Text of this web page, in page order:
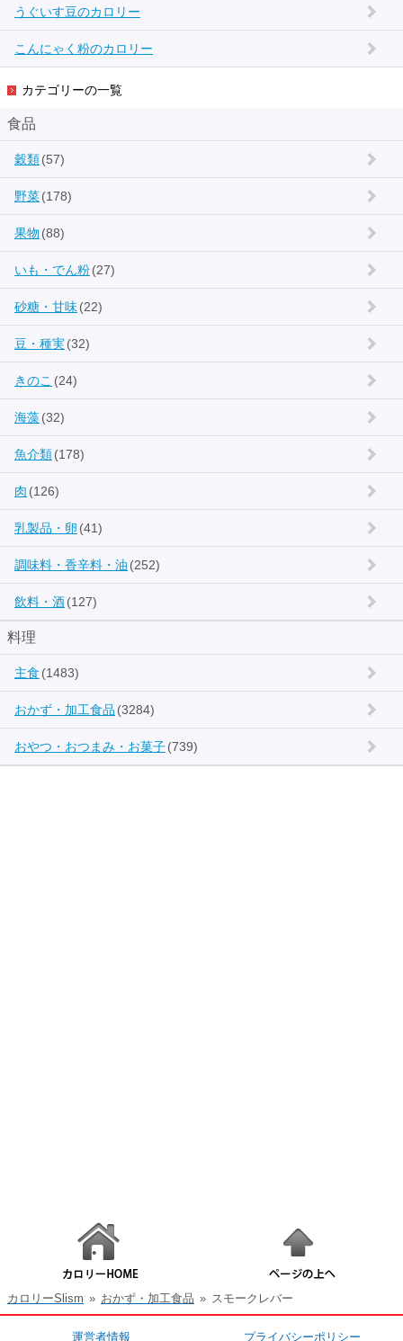
うぐいす豆のカロリー
こんにゃく粉のカロリー
カテゴリーの一覧
食品
穀類(57)
野菜(178)
果物 (88)
いも・でん粉(27)
砂糖・甘味(22)
豆・種実(32)
きのこ (24)
海藻(32)
魚介類(178)
肉 (126)
乳製品・卵 (41)
調味料・香辛料・油 (252)
飲料・酒(127)
料理
主食 (1483)
おかず・加工食品 (3284)
おやつ・おつまみ・お菓子(739)
カロリーSlism » おかず・加工食品 » スモークレバー
運営者情報 プライバシーポリシー